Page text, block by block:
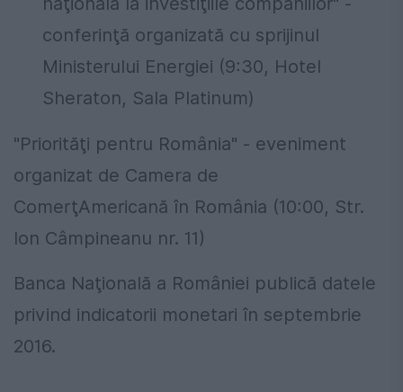
conferinţă organizată cu sprijinul
Ministerului Energiei (9:30, Hotel
Sheraton, Sala Platinum)
"Priorităţi pentru România" - eveniment
organizat de Camera de
ComerţAmericană în România (10:00, Str.
Ion Câmpineanu nr. 11)
Banca Naţională a României publică datele
privind indicatorii monetari în septembrie
2016.